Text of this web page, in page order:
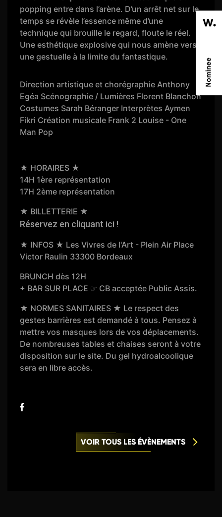
popping entre dans l’arène. D’un arrêt net sur le
temps se révèle l’essence même d’une
technique qui brouille le regard, floute le réel.
Une esthétique explosive qui nous amène vers
une gestuelle à la limite du fantastique.
Direction artistique et chorégraphie Anthony
Egéa Scénographie / Lumières Florent Blanchon
Costumes Sarah Béranger Interprètes Aymen
Fikri Création musicale Frank 2 Louise - One
Man Pop
★ HORAIRES ★
14H 1ère représentation
17H 2ème représentation
★ BILLETTERIE ★
Réservez en cliquant ici !
★ INFOS ★ Les Vivres de l'Art - Plein Air Place
Victor Raulin 33300 Bordeaux
BRUNCH dès 12H
+ BAR SUR PLACE ☞ CB acceptée Public Assis.
★ NORMES SANITAIRES ★ Le respect des
gestes barrières est demandé à tous. Pensez à
mettre vos masques lors de vos déplacements.
De nombreuses tables et chaises seront à votre
disposition sur le site. Du gel hydroalcoolique
sera en libre accès.
VOIR TOUS LES ÉVÈNEMENTS